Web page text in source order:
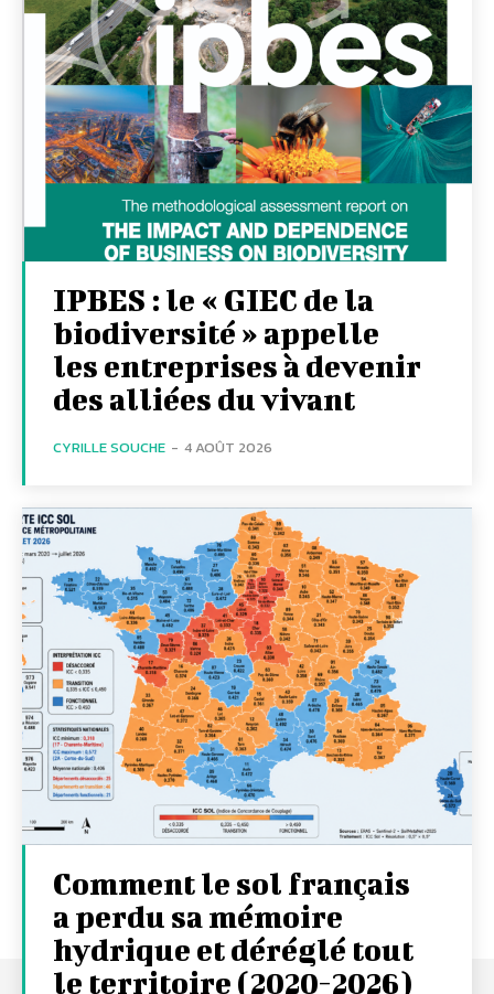
IPBES : le « GIEC de la
biodiversité » appelle
les entreprises à devenir
des alliées du vivant
CYRILLE SOUCHE - 4 AOÛT 2026
Comment le sol français
a perdu sa mémoire
hydrique et déréglé tout
le territoire (2020-2026)